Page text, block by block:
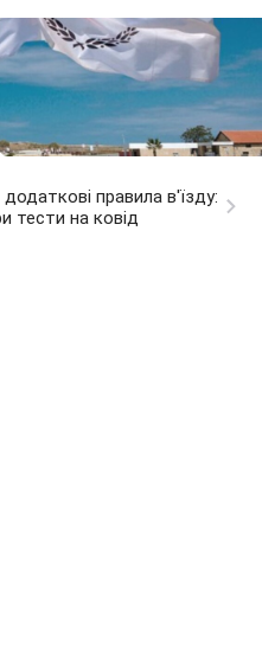
правила в'їзду:
тести на ковід